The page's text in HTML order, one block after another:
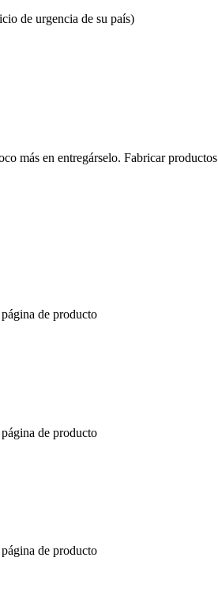
de urgencia de su país)
más en entregárselo. Fabricar
de producto
de producto
de producto